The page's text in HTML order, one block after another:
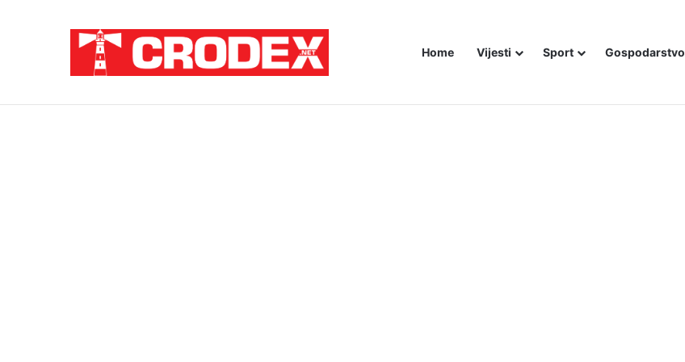
Home Vijesti Sport Gospodarstvo